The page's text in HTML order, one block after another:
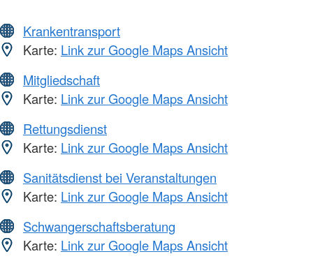
Krankentransport
Karte: Link zur Google Maps Ansicht
Mitgliedschaft
Karte: Link zur Google Maps Ansicht
Rettungsdienst
Karte: Link zur Google Maps Ansicht
Sanitätsdienst bei Veranstaltungen
Karte: Link zur Google Maps Ansicht
Schwangerschaftsberatung
Karte: Link zur Google Maps Ansicht